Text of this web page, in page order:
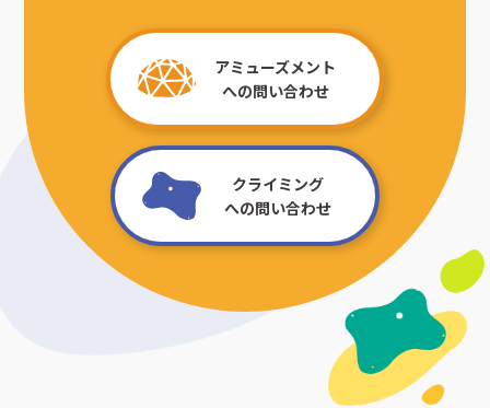
アミューズメント
への問い合わせ
クライミング
への問い合わせ